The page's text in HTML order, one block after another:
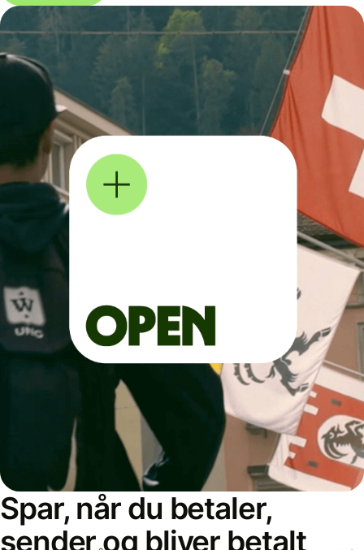
Spar, når du betaler,
sender og bliver betalt